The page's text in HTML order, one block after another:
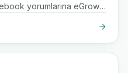
yorumlarına eGrow